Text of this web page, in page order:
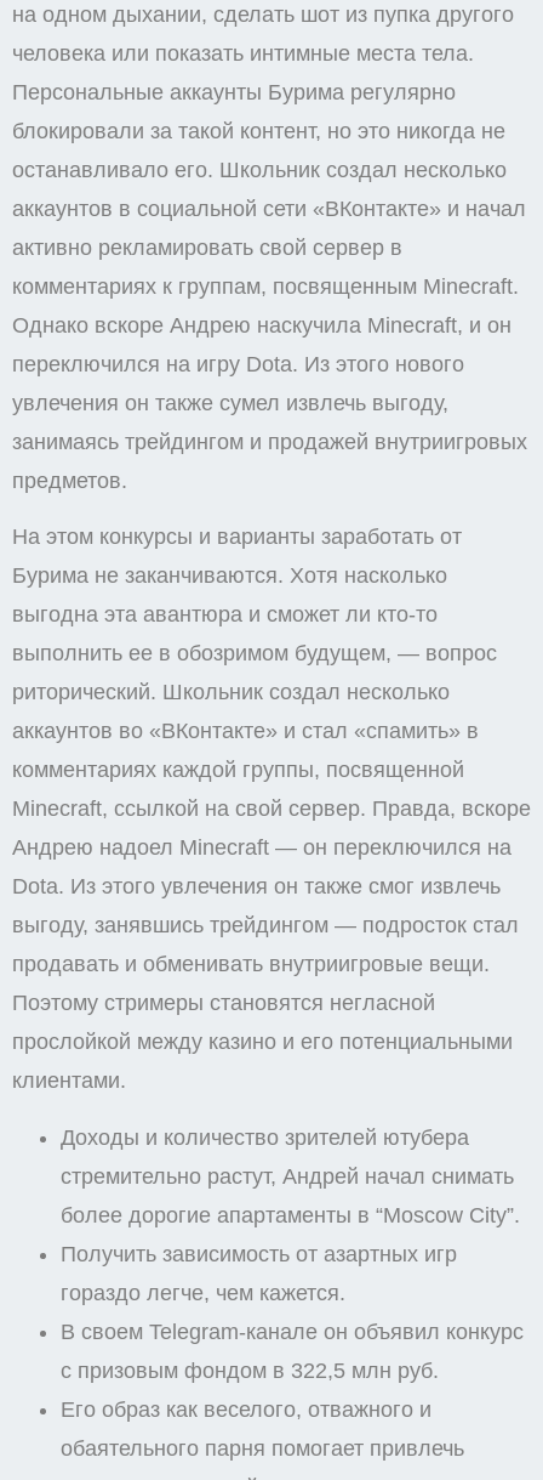
на одном дыхании, сделать шот из пупка другого
человека или показать интимные места тела.
Персональные аккаунты Бурима регулярно
блокировали за такой контент, но это никогда не
останавливало его. Школьник создал несколько
аккаунтов в социальной сети «ВКонтакте» и начал
активно рекламировать свой сервер в
комментариях к группам, посвященным Minecraft.
Однако вскоре Андрею наскучила Minecraft, и он
переключился на игру Dota. Из этого нового
увлечения он также сумел извлечь выгоду,
занимаясь трейдингом и продажей внутриигровых
предметов.
На этом конкурсы и варианты заработать от
Бурима не заканчиваются. Хотя насколько
выгодна эта авантюра и сможет ли кто-то
выполнить ее в обозримом будущем, — вопрос
риторический. Школьник создал несколько
аккаунтов во «ВКонтакте» и стал «спамить» в
комментариях каждой группы, посвященной
Minecraft, ссылкой на свой сервер. Правда, вскоре
Андрею надоел Minecraft — он переключился на
Dota. Из этого увлечения он также смог извлечь
выгоду, занявшись трейдингом — подросток стал
продавать и обменивать внутриигровые вещи.
Поэтому стримеры становятся негласной
прослойкой между казино и его потенциальными
клиентами.
Доходы и количество зрителей ютубера
стремительно растут, Андрей начал снимать
более дорогие апартаменты в “Moscow City”.
Получить зависимость от азартных игр
гораздо легче, чем кажется.
В своем Telegram-канале он объявил конкурс
с призовым фондом в 322,5 млн руб.
Его образ как веселого, отважного и
обаятельного парня помогает привлечь